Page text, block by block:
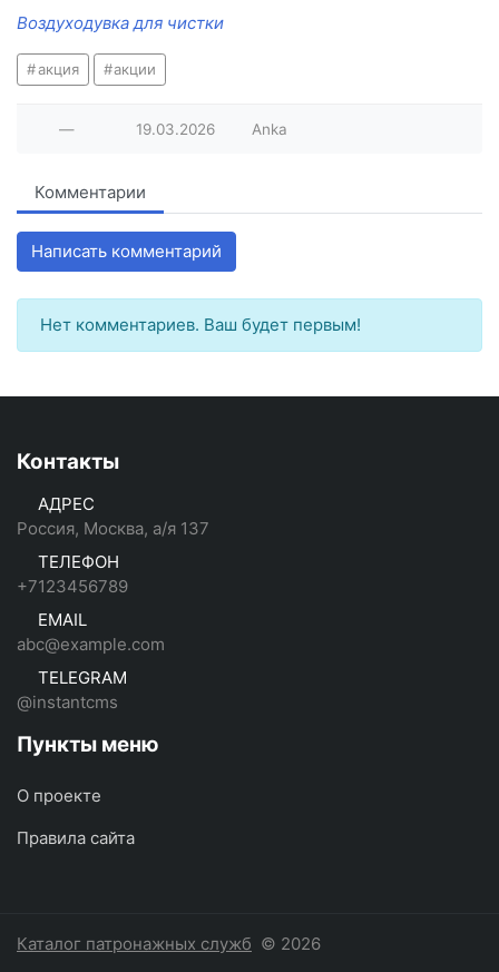
Воздуходувка для чистки
акция акции
— 19.03.2026 Anka
Комментарии
Написать комментарий
Нет комментариев. Ваш будет первым!
Контакты
АДРЕС
Россия, Москва, а/я 137
ТЕЛЕФОН
+7123456789
EMAIL
abc@example.com
TELEGRAM
@instantcms
Пункты меню
О проекте
Правила сайта
Каталог патронажных служб © 2026